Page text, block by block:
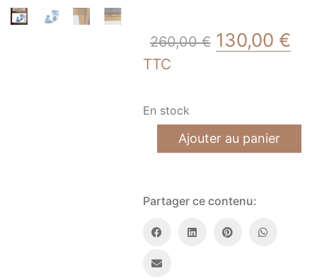
260,00€ Le
260,00 €.
130,00 €Le
TTC
En stock
quantité
élégance
50x75cm
Ajouter au panier
Partager ce contenu: